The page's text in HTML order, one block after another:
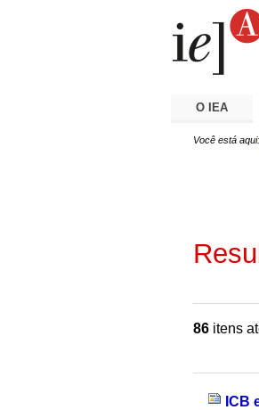
O IEA
Você está aqui:
86 itens
ICB